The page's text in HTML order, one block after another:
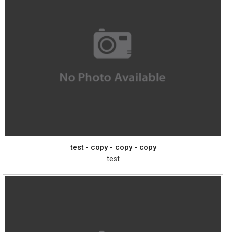
test - copy - copy - copy
test